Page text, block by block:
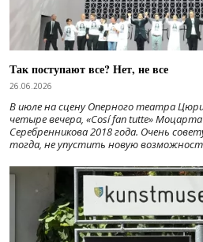
Так поступают все? Нет, не все
26.06.2026
В июле на сцену Оперного театра
четыре вечера, «Cosí fan tutte»
Серебренникова 2018 года. Очень
тогда, не упустить новую